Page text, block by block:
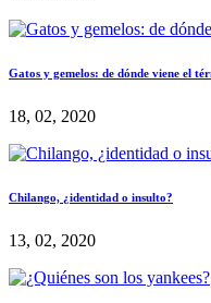
Gatos y gemelos: de dónde viene el
18, 02, 2020
Chilango, ¿identidad o insulto?
13, 02, 2020